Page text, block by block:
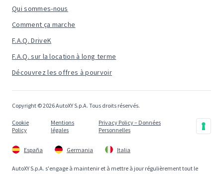
Qui sommes-nous
Comment ça marche
F.A.Q. DriveK
F.A.Q. sur la location à long terme
Découvrez les offres à pourvoir
Copyright © 2026 AutoXY S.p.A. Tous droits réservés.
Cookie
Policy
Mentions
légales
Privacy Policy – Données
Personnelles
España Germania Italia
AutoXY S.p.A. s'engage à maintenir et à mettre à jour régulièrement tout le